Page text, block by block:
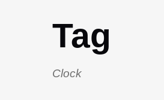
Tag
Clock